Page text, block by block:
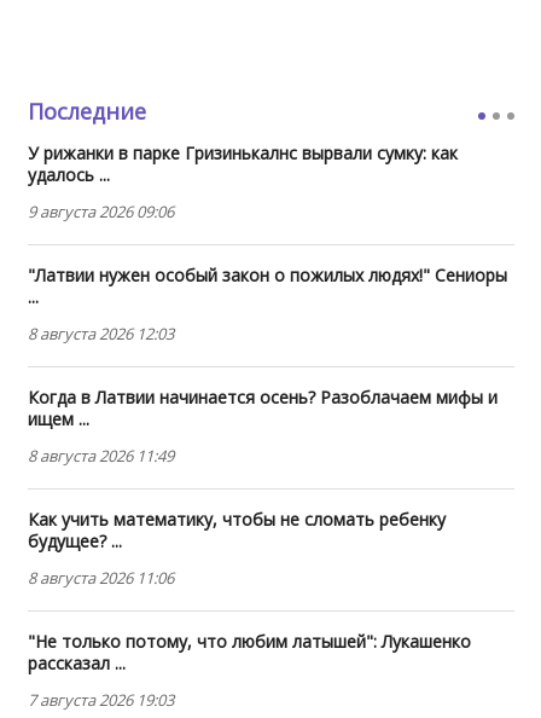
Последние
У рижанки в парке Гризинькалнс вырвали сумку: как
удалось ...
9 августа 2026 09:06
"Латвии нужен особый закон о пожилых людях!" Сениоры
...
8 августа 2026 12:03
Когда в Латвии начинается осень? Разоблачаем мифы и
ищем ...
8 августа 2026 11:49
Как учить математику, чтобы не сломать ребенку
будущее? ...
8 августа 2026 11:06
"Не только потому, что любим латышей": Лукашенко
рассказал ...
7 августа 2026 19:03